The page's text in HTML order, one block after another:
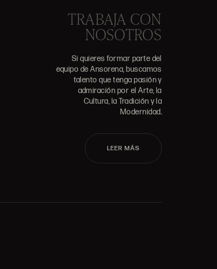
TRABAJA CON
NOSOTROS
Si quieres formar parte del
equipo de Ansorena, buscamos
talento que tenga pasión y
admiración por el Arte, la
Cultura, la Tradición y la
Modernidad.
LEER MÁS